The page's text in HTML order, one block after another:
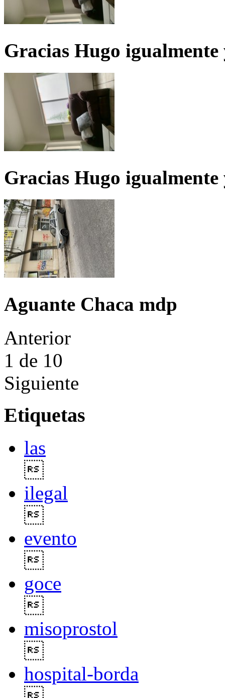
Gracias Hugo igualmente
Gracias Hugo igualmente
Aguante Chaca mdp
Anterior
1 de 10
Siguiente
Etiquetas
las
ilegal
evento
goce
misoprostol
hospital-borda